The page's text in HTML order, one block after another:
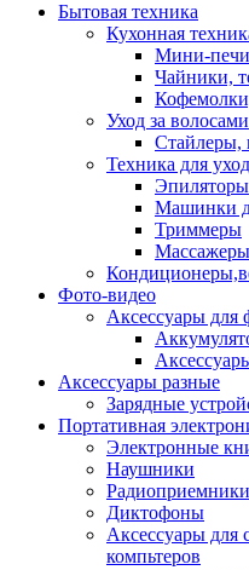
Бытовая техника
Кухонная
Мини-
Чайники,
Уход за волосами
Стайлеры,
Техника для
Эпиляторы
Машинки
Триммеры
Массажеры
Фото-видео
Аксессуары для
Аксессуары разные
Зарядные
Портативная
Электронные
Наушники
Радиоприемники
Диктофоны
Аксессуары для
компьтеров